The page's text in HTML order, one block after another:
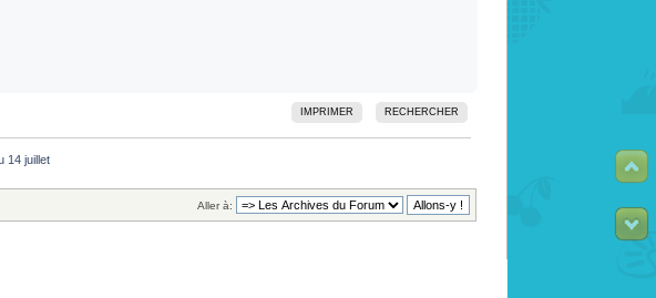
IMPRIMER RECHERCHER
14 juillet
Aller à: